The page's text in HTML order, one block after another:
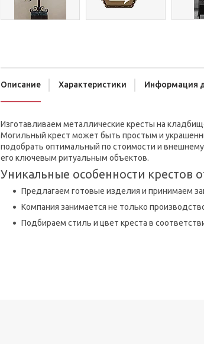
Описание Характеристики Информация
Изготавливаем металлические кресты на
Могильный крест может быть простым и
подобрать оптимальный по стоимости и внешнему
его ключевым ритуальным объектов.
Уникальные особенности крестов
Предлагаем готовые изделия и принимаем
Компания занимается не только
Подбираем стиль и цвет креста в